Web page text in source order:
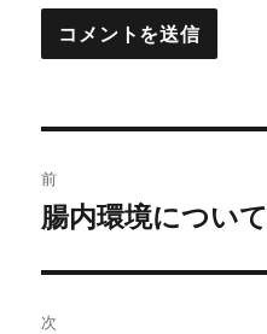
稿
ビ
前
過
の
投
腸内環境について
次